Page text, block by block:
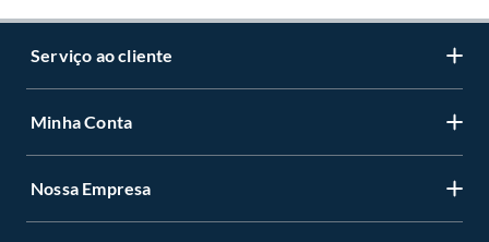
Serviço ao cliente
Centro de ajuda
Minha Conta
Cadastre-se
Nossa Empresa